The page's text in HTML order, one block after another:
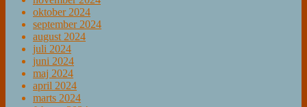
oktober 2024
september 2024
august 2024
juli 2024
juni 2024
maj 2024
april 2024
marts 2024